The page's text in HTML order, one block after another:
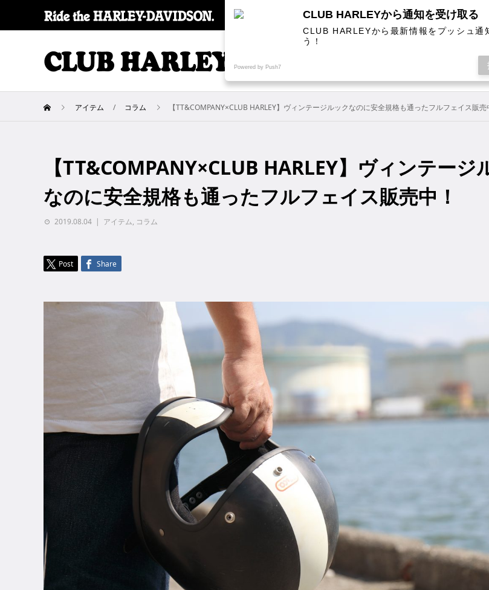
SPECIALCOLUMN
アイテム コラム 【TT&COMPANY×CLUB HARLEY】ヴィンテージルックなのに安全規格も通ったフルフェイス販売
【TT&COMPANY×CLUB HARLEY】ヴィンテージ
なのに安全規格も通ったフルフェイス販売中！
2019.08.04 アイテム, コラム
Post Share
CLUB HARLEYから通知を受け取る
CLUB HARLEYから最新情報をプッシュ通
う！
Powered by Push7